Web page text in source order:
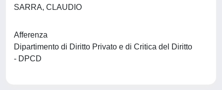
SARRA, CLAUDIO
Afferenza
Dipartimento di Diritto Privato e di Critica del Diritto
- DPCD